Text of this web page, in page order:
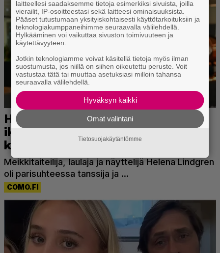
laitteellesi saadaksemme tietoja esimerkiksi sivuista, joilla
vierailit, IP-osoitteestasi sekä laitteesi ominaisuuksista.
Pääset tutustumaan yksityiskohtaisesti käyttötarkoituksiin ja
teknologiakumppaneihimme seuraavalla välilehdellä.
Hylkääminen voi vaikuttaa sivuston toimivuuteen ja
käytettävyyteen.
Jotkin teknologiamme voivat käsitellä tietoja myös ilman
suostumusta, jos niillä on siihen oikeutettu peruste. Voit
vastustaa tätä tai muuttaa asetuksiasi milloin tahansa
seuraavalla välilehdellä.
Hyväksyn kaikki
Omat valintani
Tietosuojakäytäntömme